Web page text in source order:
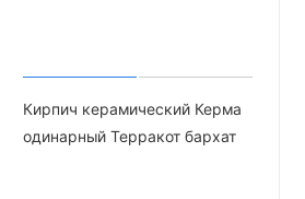
Кирпич керамический Керма
одинарный Терракот бархат